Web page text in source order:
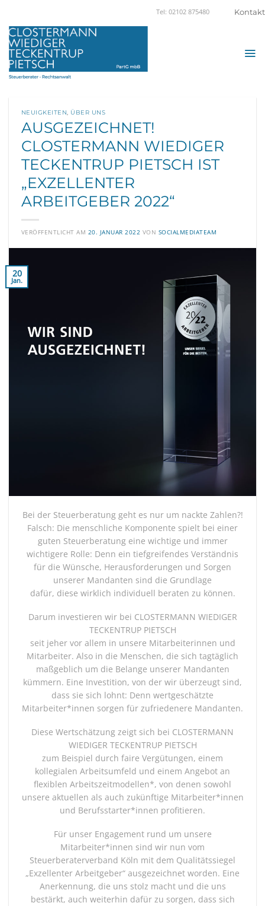
Inhalt
springen
Tel: 02102 875480 Kontakt
NEUIGKEITEN ÜBER UNS
AUSGEZEICHNET!
CLOSTERMANN WIEDIGER
TECKENTRUP PIETSCH IST
„EXZELLENTER
ARBEITGEBER 2022“
VERÖFFENTLICHT AM 20. JANUAR 2022 VON SOCIALMEDIATEAM
20
Jan.
Bei der Steuerberatung geht es nur um nackte Zahlen?!
Falsch: Die menschliche Komponente spielt bei einer
guten Steuerberatung eine wichtige und immer
wichtigere Rolle: Denn ein tiefgreifendes Verständnis
für die Wünsche, Herausforderungen und Sorgen
unserer Mandanten sind die Grundlage
dafür, diese wirklich individuell beraten zu können.
Darum investieren wir bei CLOSTERMANN WIEDIGER
TECKENTRUP PIETSCH
seit jeher vor allem in unsere Mitarbeiterinnen und
Mitarbeiter. Also in die Menschen, die sich tagtäglich
maßgeblich um die Belange unserer Mandanten
kümmern. Eine Investition, von der wir überzeugt sind,
dass sie sich lohnt: Denn wertgeschätzte
Mitarbeiter*innen sorgen für zufriedenere Mandanten.
Diese Wertschätzung zeigt sich bei CLOSTERMANN
WIEDIGER TECKENTRUP PIETSCH
zum Beispiel durch faire Vergütungen, einem
kollegialen Arbeitsumfeld und einem Angebot an
flexiblen Arbeitszeitmodellen*, von denen sowohl
unsere aktuellen als auch zukünftige Mitarbeiter*innen
und Berufsstarter*innen profitieren.
Für unser Engagement rund um unsere
Mitarbeiter*innen sind wir nun vom
Steuerberaterverband Köln mit dem Qualitätssiegel
„Exzellenter Arbeitgeber“ ausgezeichnet worden. Eine
Anerkennung, die uns stolz macht und die uns
bestärkt, auch weiterhin dafür zu sorgen, dass sich